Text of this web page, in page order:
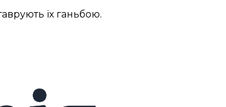
їх ганьбою.